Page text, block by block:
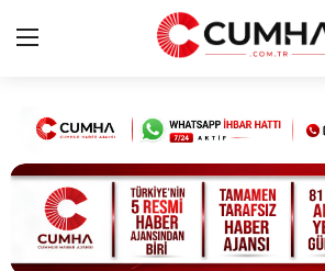
Kurumsal
Cumhurbaşkanlığı
Bakanlıklar